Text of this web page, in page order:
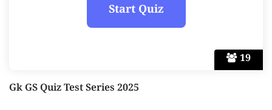
19
Gk GS Quiz Test Series 2025